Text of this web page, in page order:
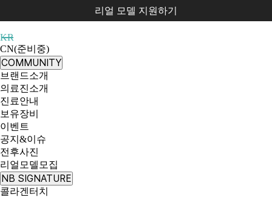
리얼 모델 지원하기
KR
CN(준비중)
COMMUNITY
브랜드소개
의료진소개
진료안내
보유장비
이벤트
공지&이슈
전후사진
리얼모델모집
NB SIGNATURE
콜라겐터치